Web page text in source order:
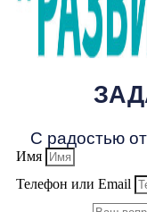
С радостью
Имя
Телефон или Email